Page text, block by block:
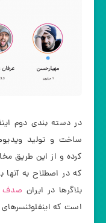
در دسته بندی دوم
ساخت و تولید
کرده و از این طریق
که در اصطلاح به آنها
بلاگرها در ایران صدف
است که